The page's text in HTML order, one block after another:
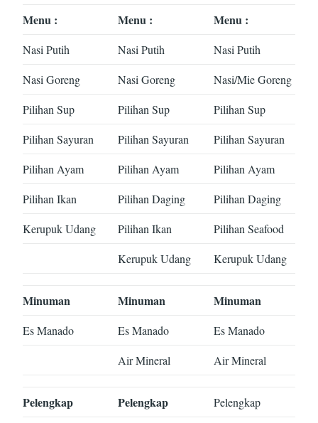
Menu :
Menu : Menu :
Nasi Putih Nasi Putih
Nasi Putih
Nasi Goreng
Nasi Goreng
Nasi/Mie Goreng
Pilihan Sup
Pilihan Sup
Pilihan Sup
Pilihan Sayuran
Pilihan Sayuran
Pilihan Sayuran
Pilihan Ayam
Pilihan Ayam
Pilihan Ayam
Pilihan Ikan
Pilihan Daging
Pilihan Daging
Kerupuk Udang
Pilihan Ikan
Pilihan Seafood
Kerupuk Udang
Kerupuk Udang
Minuman Minuman Minuman
Es Manado Es Manado
Es Manado
Air Mineral
Air Mineral
Pelengkap Pelengkap
Pelengkap